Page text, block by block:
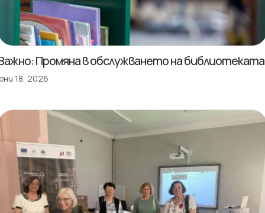
Промяна в обслужването на библиотеката
18, 2026